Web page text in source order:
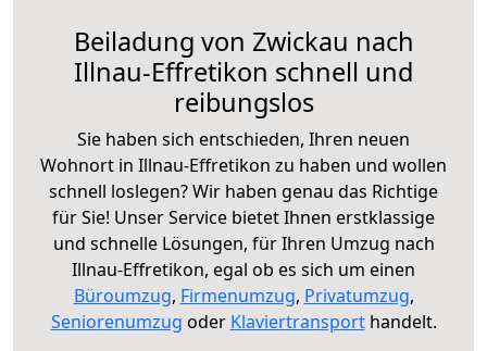
Beiladung von Zwickau nach
Illnau-Effretikon schnell und
reibungslos
Sie haben sich entschieden, Ihren neuen
Wohnort in Illnau-Effretikon zu haben und wollen
schnell loslegen? Wir haben genau das Richtige
für Sie! Unser Service bietet Ihnen erstklassige
und schnelle Lösungen, für Ihren Umzug nach
Illnau-Effretikon, egal ob es sich um einen
Büroumzug, Firmenumzug, Privatumzug,
Seniorenumzug oder Klaviertransporthandelt.